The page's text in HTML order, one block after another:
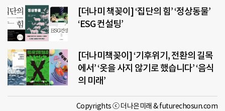
[더나미 책꽂이] ‘집단의 힘’ ‘정상동물’
‘ESG 컨설팅’
[더나미책꽂이] ‘기후위기, 전환의 길목
에서’ ‘옷을 사지 않기로 했습니다’ ‘음식
의 미래’
Copyrights ⓒ 더나은미래 & futurechosun.com